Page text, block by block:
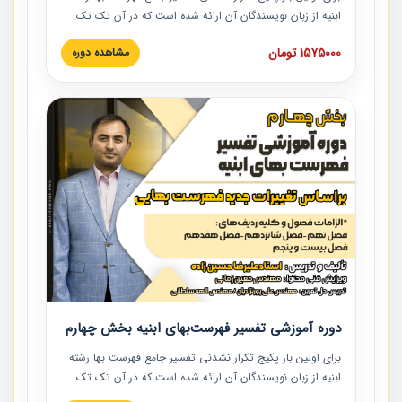
ابنیه از زبان نویسندگان آن ارائه شده است که در آن تک تک
ردیف ها و مطالب فهرست بها تفسیر و ارائه شده است. این
دوره به صورت کامل تصویری بوده و به همراه تصاویر عملیات
دوره با کلام مهندس علیرضاحسین‌زاده مدیر پروژه مهندسی
مشاور در امر بازنگری فهرست بها رشته ابنیه ارائه شده و به تمام
همکارانی که در حوزه صنعت ساخت در حال فعالیت هستند حتما
توصیه می کنیم از مطالب این دوره استفاده نمایند.
1575000 تومان مشاهده دوره
دوره آموزشی تفسیر فهرست‌بهای ابنیه بخش چهارم
برای اولین بار پکیج تکرار نشدنی تفسیر جامع فهرست بها رشته
ابنیه از زبان نویسندگان آن ارائه شده است که در آن تک تک
ردیف ها و مطالب فهرست بها تفسیر و ارائه شده است. این